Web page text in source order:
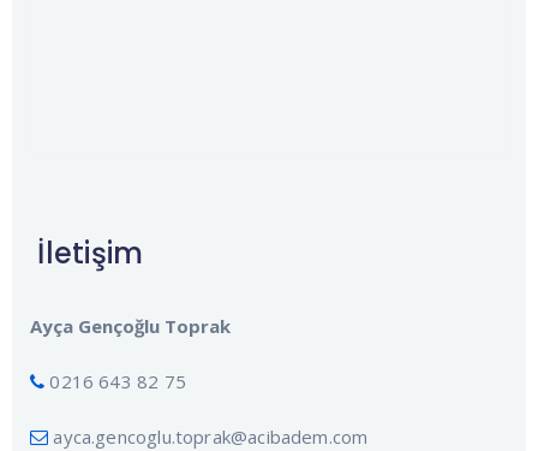
İletişim
Ayça Gençoğlu Toprak
0216 643 82 75
ayca.gencoglu.toprak@acibadem.com